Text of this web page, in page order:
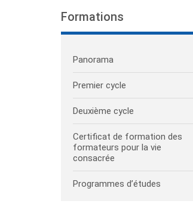
Formations
Panorama
Premier cycle
Deuxième cycle
Certificat de formation des
formateurs pour la vie
consacrée
Programmes d’études